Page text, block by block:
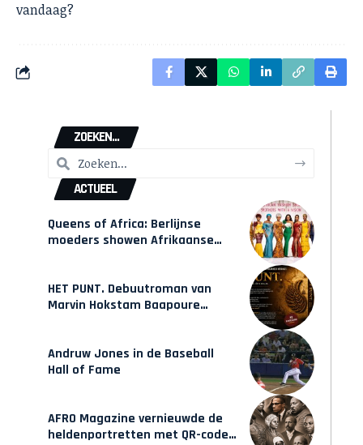
vandaag?
ZOEKEN...
ACTUEEL
Queens of Africa: Berlijnse
moeders showen Afrikaanse
HET PUNT. Debuutroman van
Marvin Hokstam Baapoure
Andruw Jones in de Baseball
Hall of Fame
AFRO Magazine vernieuwde de
heldenportretten met QR-codes